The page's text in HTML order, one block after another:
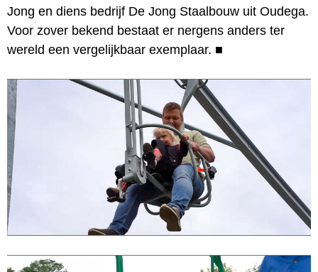
Jong en diens bedrijf De Jong Staalbouw uit Oudega.
Voor zover bekend bestaat er nergens anders ter
wereld een vergelijkbaar exemplaar. ■